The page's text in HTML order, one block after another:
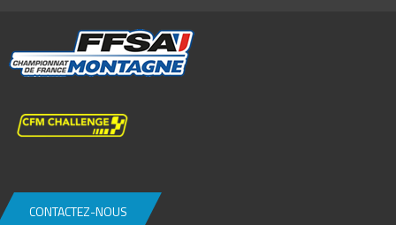
CONTACTEZ-NOUS